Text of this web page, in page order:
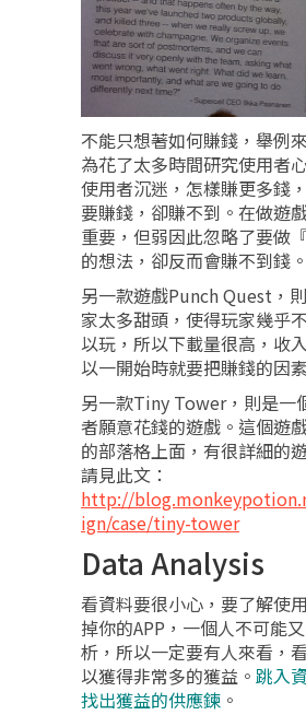
不能只想著如何賺錢，舉例
為花了太多時間研究使用者
使用者沉迷，怎樣賺更多錢
要賺錢，卻賺不到。在做遊
重要，但弱因此忽略了要做
的想法，卻反而會賺不到錢。
另一款遊戲Punch Quest，
家太多甜頭，使得玩家幾乎
以玩，所以下載量很高，收
以一開始時就要把賺錢的因
另一款Tiny Tower，則是一
者願意花錢的遊戲。這個遊
的部落格上面，有很詳細的
請見此文：
http://
ign/case/tiny-tower
Data Analysis
看資料要很小心，要了解使
掉你的APP，一個人不可能
析，所以一定要有人來看，
以獲得非常多的獲益。 跳入
找出獲益的供應鍊 。